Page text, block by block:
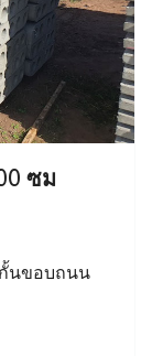
ซม
นขอบถนน